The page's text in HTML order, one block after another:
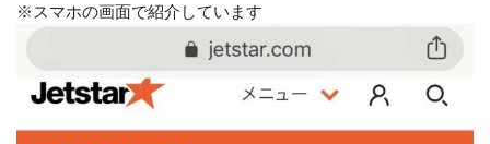
※スマホの画面で紹介しています